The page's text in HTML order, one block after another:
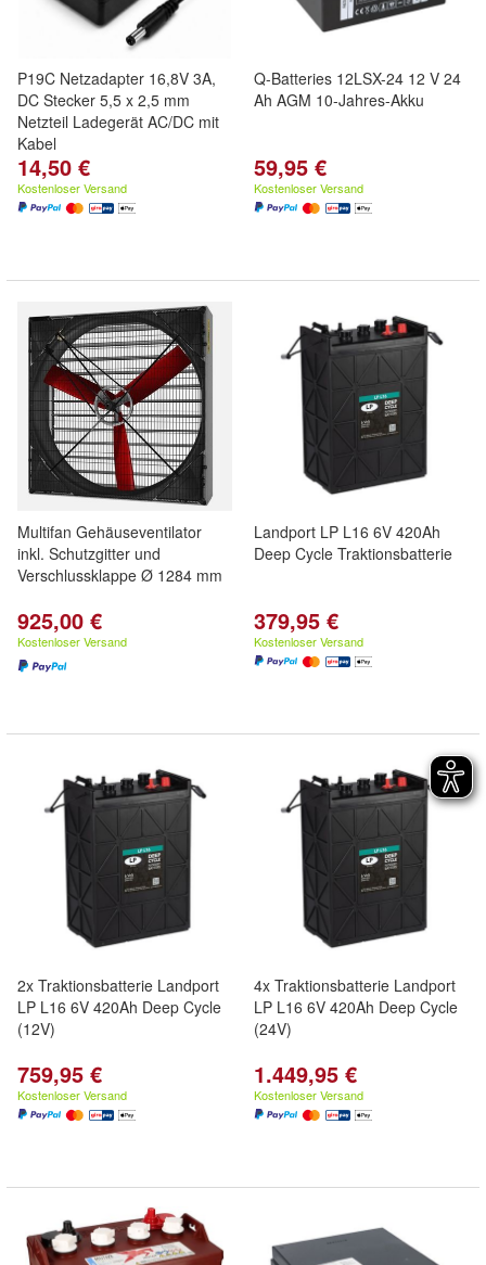
P19C Netzadapter 16,8V 3A,
DC Stecker 5,5 x 2,5 mm
Netzteil Ladegerät AC/DC mit
Kabel
14,50 €
Kostenloser Versand
Q-Batteries 12LSX-24 12 V 24
Ah AGM 10-Jahres-Akku
59,95 €
Kostenloser Versand
Multifan Gehäuseventilator
inkl. Schutzgitter und
Verschlussklappe Ø 1284 mm
925,00 €
Kostenloser Versand
Landport LP L16 6V 420Ah
Deep Cycle Traktionsbatterie
379,95 €
Kostenloser Versand
2x Traktionsbatterie Landport
LP L16 6V 420Ah Deep Cycle
(12V)
759,95 €
Kostenloser Versand
4x Traktionsbatterie Landport
LP L16 6V 420Ah Deep Cycle
(24V)
1.449,95 €
Kostenloser Versand